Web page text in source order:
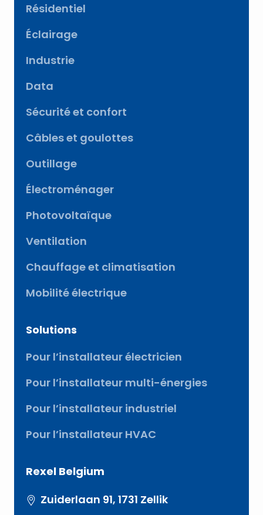
Résidentiel
Éclairage
Industrie
Data
Sécurité et confort
Câbles et goulottes
Outillage
Électroménager
Photovoltaïque
Ventilation
Chauffage et climatisation
Mobilité électrique
Solutions
Pour l’installateur électricien
Pour l’installateur multi-énergies
Pour l’installateur industriel
Pour l’installateur HVAC
Rexel Belgium
Zuiderlaan 91, 1731 Zellik